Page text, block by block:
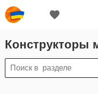
Конструкторы